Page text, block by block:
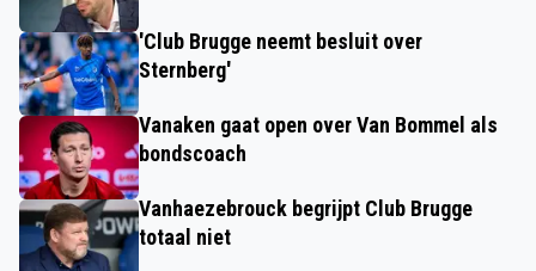
'Club Brugge neemt besluit over
Sternberg'
Vanaken gaat open over Van Bommel als
bondscoach
Vanhaezebrouck begrijpt Club Brugge
totaal niet